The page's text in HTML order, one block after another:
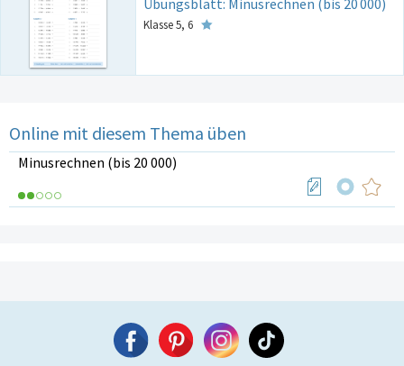
Übungsblatt: Minusrechnen (bis 20000)
Klasse 5, 6
Online mit diesem Thema üben
Minusrechnen (bis 20 000)